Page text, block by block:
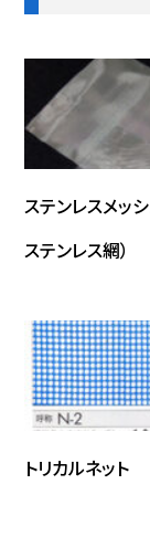
ステンレスメッシ
ステンレス網）
トリカルネット